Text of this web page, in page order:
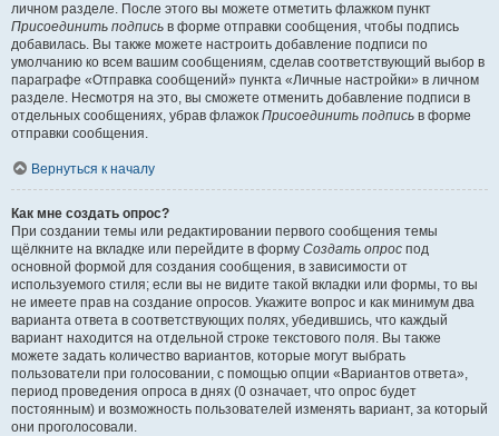
личном разделе. После этого вы можете отметить флажком пункт
Присоединить подпись в форме отправки сообщения, чтобы подпись
добавилась. Вы также можете настроить добавление подписи по
умолчанию ко всем вашим сообщениям, сделав соответствующий выбор в
параграфе «Отправка сообщений» пункта «Личные настройки» в личном
разделе. Несмотря на это, вы сможете отменить добавление подписи в
отдельных сообщениях, убрав флажок Присоединить подпись в форме
отправки сообщения.
Вернуться к началу
Как мне создать опрос?
При создании темы или редактировании первого сообщения темы
щёлкните на вкладке или перейдите в форму Создать опрос под
основной формой для создания сообщения, в зависимости от
используемого стиля; если вы не видите такой вкладки или формы, то вы
не имеете прав на создание опросов. Укажите вопрос и как минимум два
варианта ответа в соответствующих полях, убедившись, что каждый
вариант находится на отдельной строке текстового поля. Вы также
можете задать количество вариантов, которые могут выбрать
пользователи при голосовании, с помощью опции «Вариантов ответа»,
период проведения опроса в днях (0 означает, что опрос будет
постоянным) и возможность пользователей изменять вариант, за который
они проголосовали.